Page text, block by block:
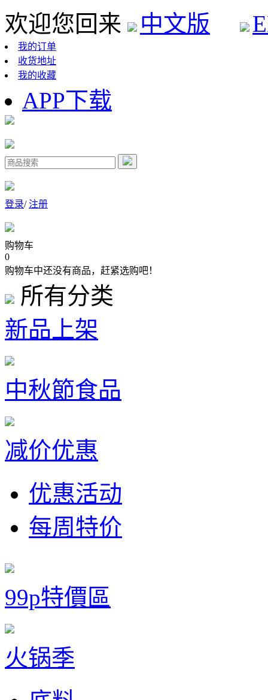
欢迎您回来 中文版
我的订单
收货地址
我的收藏
APP下载
登录/注册
购物车
0
购物车中还没有商品，赶紧选购吧！
所有分类
新品上架
中秋節食品
减价优惠
优惠活动
每周特价
99p特價區
火锅季